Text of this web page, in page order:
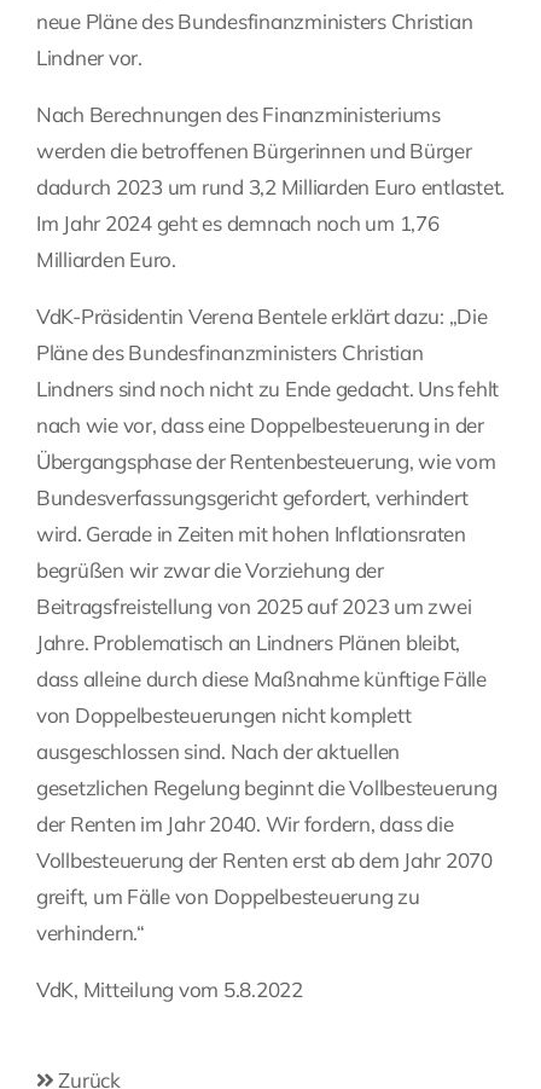
Fragen Sie Ihre Kanzlei
neue Pläne des Bundesfinanzministers Christian
Lindner vor.
Nach Berechnungen des Finanzministeriums
werden die betroffenen Bürgerinnen und Bürger
dadurch 2023 um rund 3,2 Milliarden Euro entlastet.
Im Jahr 2024 geht es demnach noch um 1,76
Milliarden Euro.
VdK-Präsidentin Verena Bentele erklärt dazu: „Die
Pläne des Bundesfinanzministers Christian
Lindners sind noch nicht zu Ende gedacht. Uns fehlt
nach wie vor, dass eine Doppelbesteuerung in der
Übergangsphase der Rentenbesteuerung, wie vom
Bundesverfassungsgericht gefordert, verhindert
wird. Gerade in Zeiten mit hohen Inflationsraten
begrüßen wir zwar die Vorziehung der
Beitragsfreistellung von 2025 auf 2023 um zwei
Jahre. Problematisch an Lindners Plänen bleibt,
dass alleine durch diese Maßnahme künftige Fälle
von Doppelbesteuerungen nicht komplett
ausgeschlossen sind. Nach der aktuellen
gesetzlichen Regelung beginnt die Vollbesteuerung
der Renten im Jahr 2040. Wir fordern, dass die
Vollbesteuerung der Renten erst ab dem Jahr 2070
greift, um Fälle von Doppelbesteuerung zu
verhindern.“
VdK, Mitteilung vom 5.8.2022
Zurück